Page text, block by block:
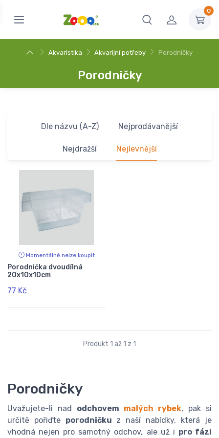
0
Akvaristika Akvarijní potřeby Porodničky
Porodničky
Dle názvu (A-Z) Nejprodávanější
Nejdražší Nejlevnější
Momentálně nelze koupit
Porodnička dvoudílná
20x10x10cm
77 Kč
Produkt 1 až 1 z 1
Porodničky
Uvažujete-li nad odchovem malých rybek, pak si
určitě pořiďte porodničku z naší nabídky, která je
vhodná nejen pro samotný odchov, ale už i pro fázi